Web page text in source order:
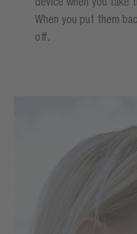
When you put them
off.